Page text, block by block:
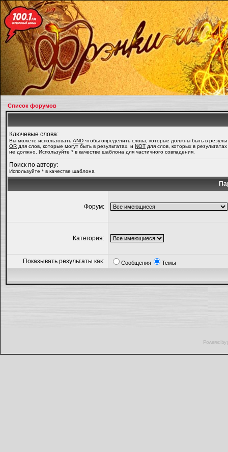
Список форумов
Ключевые слова:
Вы можете использовать AND чтобы определить слова, которые должны быть в
OR для слов, которые могут быть в результатах, и NOT для слов, которых в
не должно. Используйте * в качестве шаблона для частичного совпадения.
Поиск по автору:
Используйте * в качестве шаблона
Форум:
Категория:
Показывать результаты как: Сообщения Темы
Powered by